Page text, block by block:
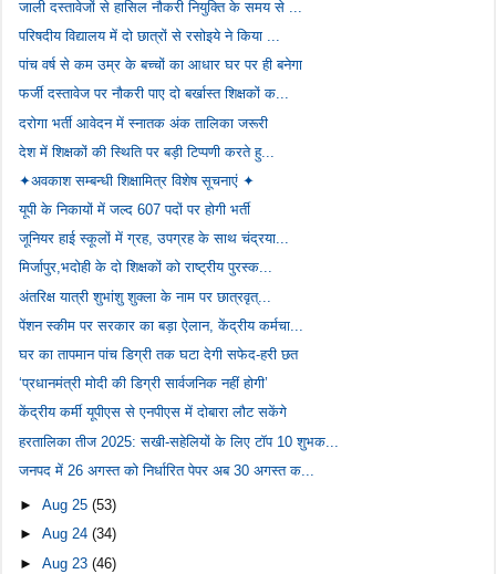
जाली दस्तावेजों से हासिल नौकरी नियुक्ति के समय से ...
परिषदीय विद्यालय में दो छात्रों से रसोइये ने किया ...
पांच वर्ष से कम उम्र के बच्चों का आधार घर पर ही बनेगा
फर्जी दस्तावेज पर नौकरी पाए दो बर्खास्त शिक्षकों क...
दरोगा भर्ती आवेदन में स्नातक अंक तालिका जरूरी
देश में शिक्षकों की स्थिति पर बड़ी टिप्पणी करते हु...
✦अवकाश सम्बन्धी शिक्षामित्र विशेष सूचनाएं ✦
यूपी के निकायों में जल्द 607 पदों पर होगी भर्ती
जूनियर हाई स्कूलों में ग्रह, उपग्रह के साथ चंद्रया...
मिर्जापुर,भदोही के दो शिक्षकों को राष्ट्रीय पुरस्क...
अंतरिक्ष यात्री शुभांशु शुक्ला के नाम पर छात्रवृत्...
पेंशन स्कीम पर सरकार का बड़ा ऐलान, केंद्रीय कर्मचा...
घर का तापमान पांच डिग्री तक घटा देगी सफेद-हरी छत
‘प्रधानमंत्री मोदी की डिग्री सार्वजनिक नहीं होगी’
केंद्रीय कर्मी यूपीएस से एनपीएस में दोबारा लौट सकेंगे
हरतालिका तीज 2025: सखी-सहेलियों के लिए टॉप 10 शुभक...
जनपद में 26 अगस्त को निर्धारित पेपर अब 30 अगस्त क...
►Aug 25(53)
►Aug 24(34)
►Aug 23(46)